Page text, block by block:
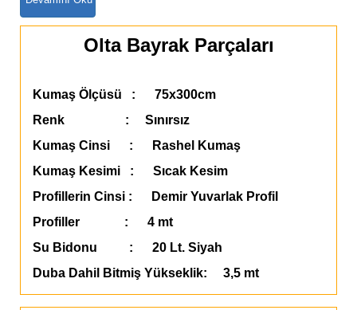
Olta Bayrak Parçaları
Kumaş Ölçüsü : 75x300cm
Renk : Sınırsız
Kumaş Cinsi : Rashel Kumaş
Kumaş Kesimi : Sıcak Kesim
Profillerin Cinsi : Demir Yuvarlak Profil
Profiller : 4 mt
Su Bidonu : 20 Lt. Siyah
Duba Dahil Bitmiş Yükseklik: 3,5 mt